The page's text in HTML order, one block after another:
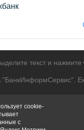
текст и нажмите
конфиденциальности
Для рекламодателей
cookie-
с